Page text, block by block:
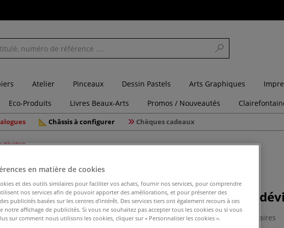
Atelier Pinceaux Dessin Pastels Arts Graphiques
Eco-Produits Livres Beaux-Arts Promos / Nouveautés
Châssis à configurer Chèques cadeaux
dévidoir
Scotch Magic avec
0 Commentaires
en matière de cookies
et des outils similaires pour faciliter vos achats, fournir nos services, pour comprendre
nos services afin de pouvoir apporter des améliorations, et pour présenter des
publicités basées sur les centres d’intérêt. Des services tiers ont également recours à ces
notre affichage de publicités. Si vous ne souhaitez pas accepter tous les cookies ou si vous
sur comment nous utilisons les cookies, cliquer sur « Personnaliser les cookies ».